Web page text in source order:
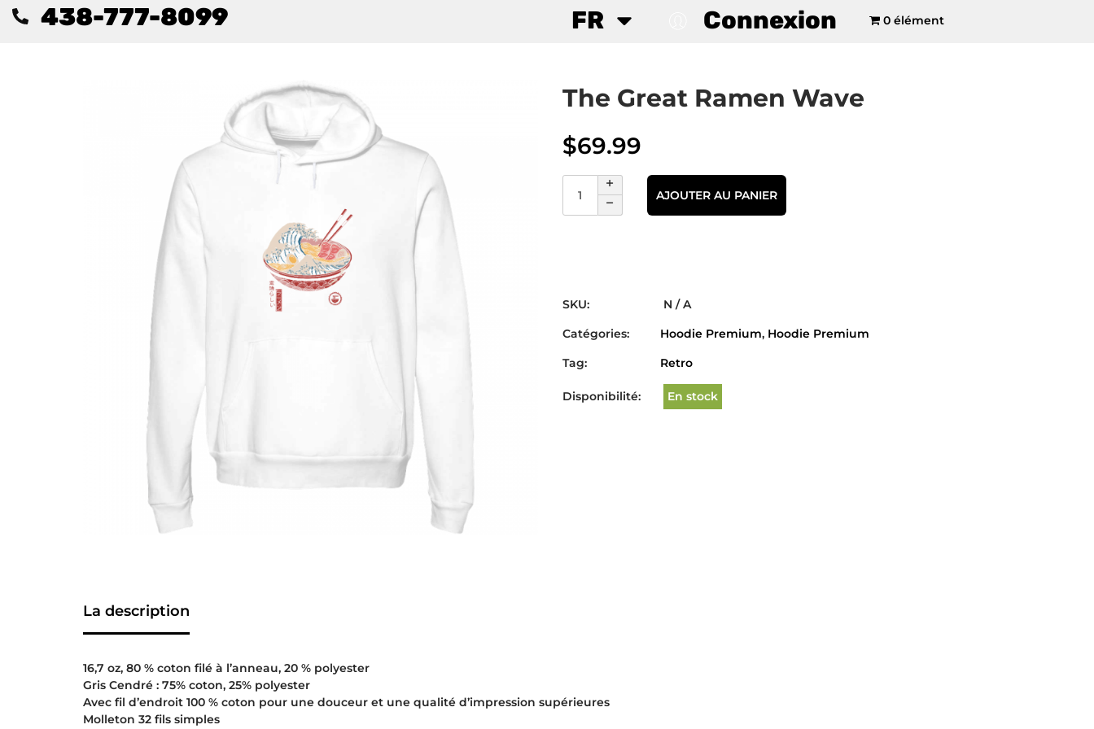
438-777-8099 FR Connexion 0 élément
The Great Ramen Wave
$69.99
AJOUTER AU PANIER
SKU:
N / A
Catégories:
Hoodie Premium, Hoodie Premium
Tag:
Retro
Disponibilité: En stock
La description
16,7 oz, 80 % coton filé à l’anneau, 20 % polyester
Gris Cendré : 75% coton, 25% polyester
Avec fil d’endroit 100 % coton pour une douceur et une qualité d’impression supérieures
Molleton 32 fils simples